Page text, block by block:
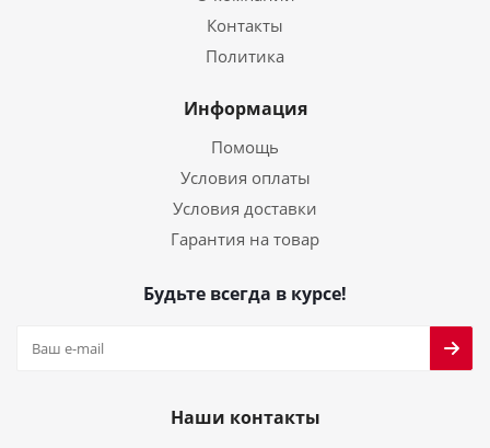
Контакты
Политика
Информация
Помощь
Условия оплаты
Условия доставки
Гарантия на товар
Будьте всегда в курсе!
Наши контакты